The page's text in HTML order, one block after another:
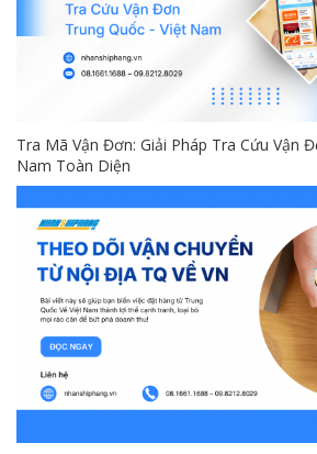
Tra Mã Vận Đơn: Giải Pháp Tra Cứu Vận
Nam Toàn Diện